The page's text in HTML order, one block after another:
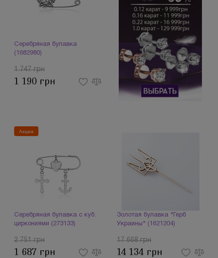
Серебряная булавка
(1682980)
1 747 грн
1 190 грн
Акция
Серебряная булавка с куб.
циркониями (273133)
2 751 грн
1 687 грн
Золотая булавка "Герб
Украины" (1621204)
17 668 грн
14 134 грн